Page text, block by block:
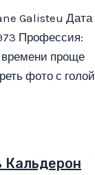
Galisteu Дата
Профессия:
времени проще
фото с голой
Кальдерон